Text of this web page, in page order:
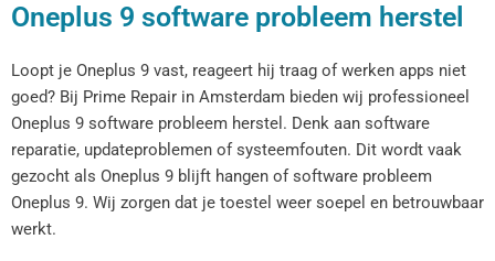
Oneplus 9 software probleem herstel
Loopt je Oneplus 9 vast, reageert hij traag of werken apps niet
goed? Bij Prime Repair in Amsterdam bieden wij professioneel
Oneplus 9 software probleem herstel. Denk aan software
reparatie, updateproblemen of systeemfouten. Dit wordt vaak
gezocht als Oneplus 9 blijft hangen of software probleem
Oneplus 9. Wij zorgen dat je toestel weer soepel en betrouwbaar
werkt.